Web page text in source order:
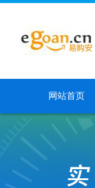
网站首页